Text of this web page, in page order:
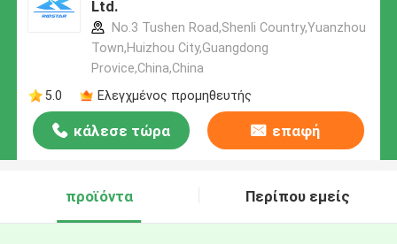
Ltd.
No.3 Tushen Road,Shenli Country,Yuanzhou
Town,Huizhou City,Guangdong
Provice,China,China
5.0
Ελεγχμένος προμηθευτής
κάλεσε τώρα επαφή
προϊόντα Περίπου εμείς